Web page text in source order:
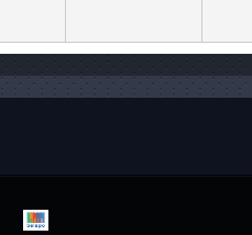
Onafhankelijkheidsfront gewest Kempen